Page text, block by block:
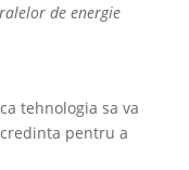
de energie
tehnologia sa va
pentru a